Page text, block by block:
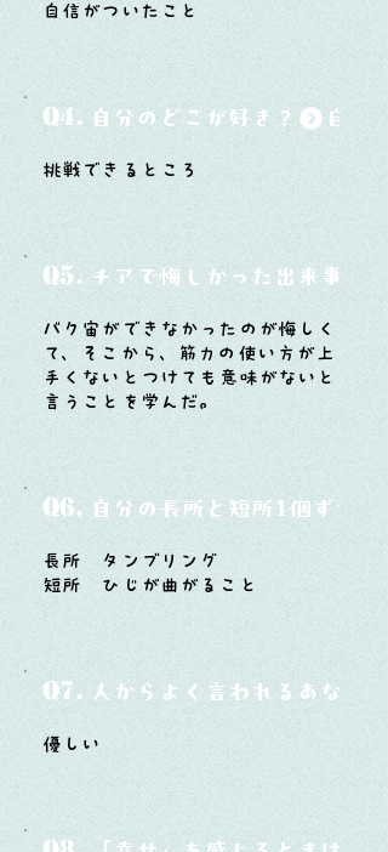
自信がついたこと
Q4. 自分のどこが好き？
挑戦できるところ
Q5. チアで悔しかった出来事と
バク宙ができなかったのが悔しく
て、そこから、筋力の使い方が上
手くないとつけても意味がないと
言うことを学んだ。
Q6. 自分の長所と短所1個ずつ
長所 タンブリング
短所 ひじが曲がること
Q7. 人からよく言われるあなたの
優しい